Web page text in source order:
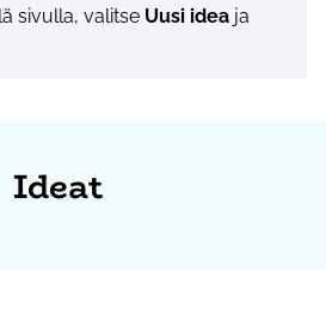
sivulla, valitse Uusi idea ja
Ideat